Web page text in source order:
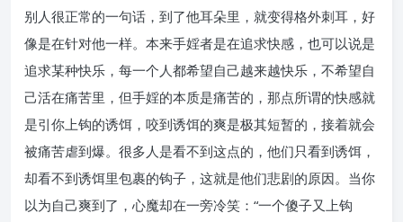
别人很正常的一句话，到了他耳朵里，就变得格外刺耳，好
像是在针对他一样。本来手婬者是在追求快感，也可以说是
追求某种快乐，每一个人都希望自己越来越快乐，不希望自
己活在痛苦里，但手婬的本质是痛苦的，那点所谓的快感就
是引你上钩的诱饵，咬到诱饵的爽是极其短暂的，接着就会
被痛苦虐到爆。很多人是看不到这点的，他们只看到诱饵，
却看不到诱饵里包裹的钩子，这就是他们悲剧的原因。当你
以为自己爽到了，心魔却在一旁冷笑：“一个傻子又上钩